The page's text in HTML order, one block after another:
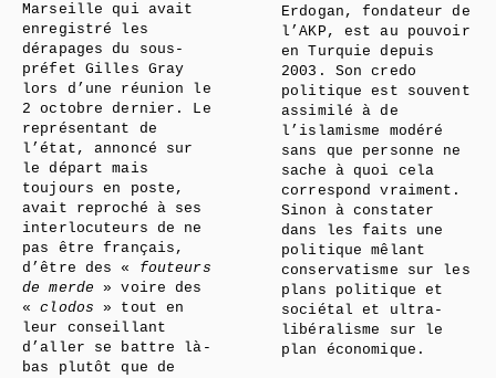
Marseille qui avait
enregistré les
dérapages du sous-
préfet Gilles Gray
lors d’une réunion le
2 octobre dernier. Le
représentant de
l’état, annoncé sur
le départ mais
toujours en poste,
avait reproché à ses
interlocuteurs de ne
pas être français,
d’être des « fouteurs
de merde » voire des
«clodos » tout en
leur conseillant
d’aller se battre là-
bas plutôt que de
Erdogan, fondateur de
l’AKP, est au pouvoir
en Turquie depuis
2003. Son credo
politique est souvent
assimilé à de
l’islamisme modéré
sans que personne ne
sache à quoi cela
correspond vraiment.
Sinon à constater
dans les faits une
politique mêlant
conservatisme sur les
plans politique et
sociétal et ultra-
libéralisme sur le
plan économique.